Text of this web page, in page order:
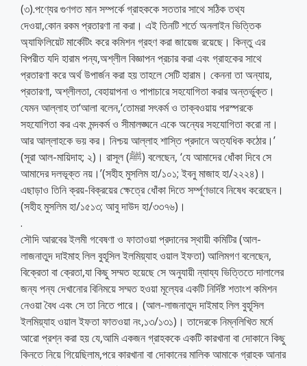
(৩).পণ্যের গুণগত মান সম্পর্কে গ্রাহককে সততার সাথে সঠিক তথ্য
দেওয়া,কোন রকম প্রতারণা না করা। এই তিনটি শর্তে অনলাইন ভিত্তিক
অ্যাফিলিয়েট মার্কেটিং করে কমিশন গ্রহণ করা জায়েজ রয়েছে। কিন্তু এর
বিপরীত যদি হারাম পন্য,অশ্লীল বিজ্ঞাপন প্রচার করা এবং গ্রাহকের সাথে
প্রতারণা করে অর্থ উপার্জন করা হয় তাহলে সেটি হারাম। কেননা তা অন্যায়,
প্রতারণা, অশ্লীলতা, বেহায়াপনা ও পাপাচারে সহযোগিতা করার অন্তর্ভুক্ত।
যেমন আল্লাহ তা‘আলা বলেন,‘তোমরা সৎকর্ম ও তাক্বওয়ায় পরস্পরকে
সহযোগিতা কর এবং মন্দকর্ম ও সীমালঙ্ঘনে একে অন্যের সহযোগিতা করো না।
আর আল্লাহকে ভয় কর। নিশ্চয় আল্লাহ শাস্তি প্রদানে অত্যধিক কঠোর।’
(সূরা আল-মায়িদাহ; ২)। রাসূল (ﷺ) বলেছেন, ‘যে আমাদের ধোঁকা দিবে সে
আমাদের দলভূক্ত নয়।’(সহীহ মুসলিম হা/১০১; ইবনু মাজাহ হা/২২২৪)।
এছাড়াও তিনি ক্রয়-বিক্রয়ের ক্ষেত্রে ধোঁকা দিতে সর্ম্পূণভাবে নিষেধ করেছেন।
(সহীহ মুসলিম হা/১৫১৩; আবু দাউদ হা/৩৩৭৬)।
.
সৌদি আরবের ইলমী গবেষণা ও ফাতাওয়া প্রদানের স্থায়ী কমিটির (আল-
লাজনাতুদ দাইমাহ লিল বুহূসিল ইলমিয়্যাহ ওয়াল ইফতা) আলিমগণ বলেছেন,
বিক্রেতা বা ক্রেতা,যা কিছু সম্মত হয়েছে সে অনুযায়ী ন্যায্য ভিত্তিতে দালালের
জন্য পন্য দেখানোর বিনিময়ে সম্মত হওয়া মূল্যের একটি নির্দিষ্ট শতাংশ কমিশন
নেওয়া বৈধ এবং সে তা নিতে পারে। (আল-লাজনাতুদ দাইমাহ লিল বুহূসিল
ইলমিয়্যাহ ওয়াল ইফতা ফাতওয়া নং,১৩/১৩১)। তাদেরকে নিম্নলিখিত মর্মে
আরো প্রশ্ন করা হয় যে,আমি একজন গ্রাহককে একটি কারখানা বা দোকানে কিছু
কিনতে নিয়ে গিয়েছিলাম,পরে কারখানা বা দোকানের মালিক আমাকে গ্রাহক আনার